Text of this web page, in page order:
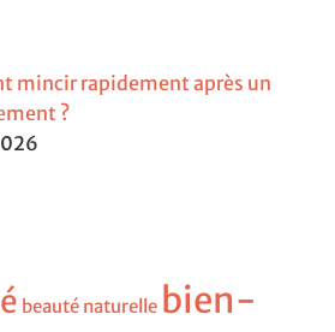
mincir rapidement après un
?
beauté naturelle bien-